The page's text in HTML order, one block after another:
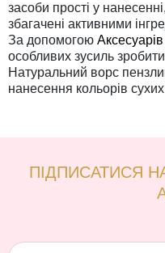
засоби прості у
збагачені активними
За допомогою Аксесуарів
особливих зусиль
Натуральний ворс
нанесення кольорів
ПІДПИСАТИСЯ